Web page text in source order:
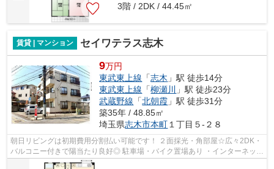
3階 / 2DK / 44.45㎡
賃貸 | マンション セイワテラス志木
9万円
東武東上線 「志木 」駅 徒歩14分
東武東上線 「柳瀬川
」駅 徒歩23分
武蔵野線 「北朝霞 」駅 徒歩31分
築35年 / 48.85㎡
埼玉県志木市本町 １丁目５-２８
朝日リビングは初期費用分割払い可能です！ ２面採光・角部屋☆広々2DK・
バルコニー付きで陽当たり良好◎ 駐車場・バイク置場あり ・インターネット
使用料無料・Ｂ・Ｔ別・ガスコンロ付...